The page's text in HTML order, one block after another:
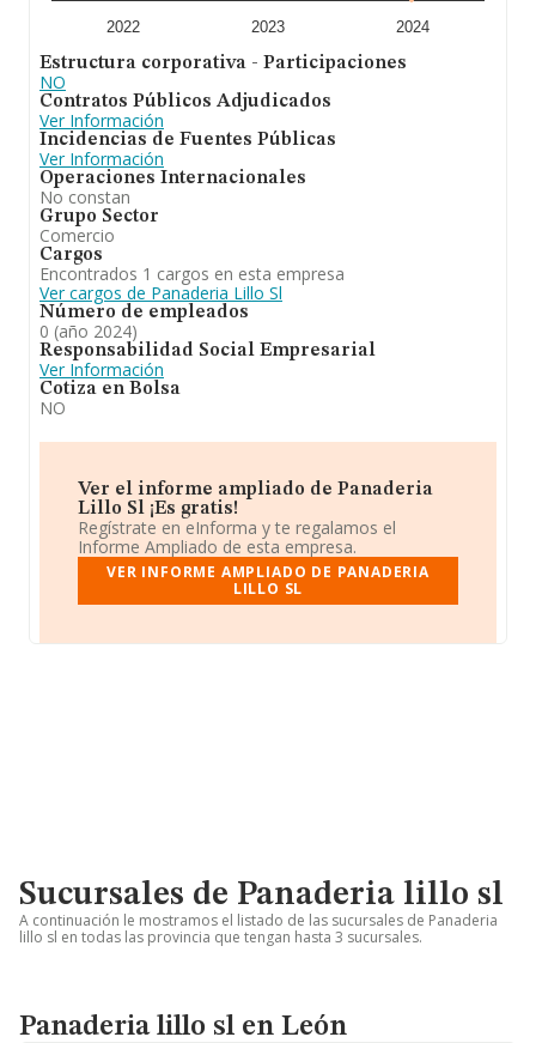
2022 2023 2024
Estructura corporativa - Participaciones
NO
Contratos Públicos Adjudicados
Ver Información
Incidencias de Fuentes Públicas
Ver Información
Operaciones Internacionales
No constan
Grupo Sector
Comercio
Cargos
Encontrados 1 cargos en esta empresa
Ver cargos de Panaderia Lillo Sl
Número de empleados
0 (año 2024)
Responsabilidad Social Empresarial
Ver Información
Cotiza en Bolsa
NO
Ver el informe ampliado de Panaderia
Lillo Sl ¡Es gratis!
Regístrate en eInforma y te regalamos el
Informe Ampliado de esta empresa.
VER INFORME AMPLIADO DE PANADERIA
LILLO SL
Sucursales de Panaderia lillo sl
A continuación le mostramos el listado de las sucursales de Panaderia
lillo sl en todas las provincia que tengan hasta 3 sucursales.
Panaderia lillo sl en León